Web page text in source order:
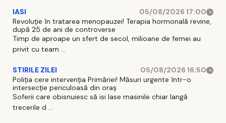
IASI
05/08/2026 17:00
Revoluție în tratarea menopauzei! Terapia hormonală revine,
după 25 de ani de controverse
Timp de aproape un sfert de secol, milioane de femei au
privit cu team ...
STIRILE ZILEI
05/08/2026 16:50
Poliția cere intervenția Primăriei! Măsuri urgente într-o
intersecție periculoasă din oraș
Soferii care obisnuiesc să isi lase masinile chiar langă
trecerile d ...